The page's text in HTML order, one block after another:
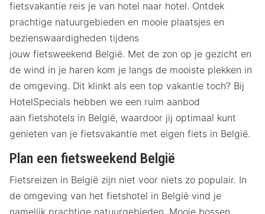
fietsvakantie reis je van hotel naar hotel. Ontdek
prachtige natuurgebieden en mooie plaatsjes en
bezienswaardigheden tijdens
jouw fietsweekend België. Met de zon op je gezicht en
de wind in je haren kom je langs de mooiste plekken in
de omgeving. Dit klinkt als een top vakantie toch? Bij
HotelSpecials hebben we een ruim aanbod
aan fietshotels in België, waardoor jij optimaal kunt
genieten van je fietsvakantie met eigen fiets in België.
Plan een fietsweekend België
Fietsreizen in België zijn niet voor niets zo populair. In
de omgeving van het fietshotel in België vind je